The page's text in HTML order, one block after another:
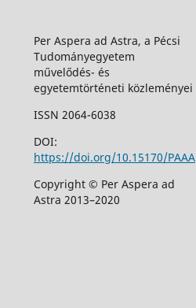
Per Aspera ad Astra, a Pécsi
Tudományegyetem
művelődés- és
egyetemtörténeti közleményei
ISSN 2064-6038
DOI:
https://doi.org/10.15170/PAAA
Copyright © Per Aspera ad
Astra 2013–2020